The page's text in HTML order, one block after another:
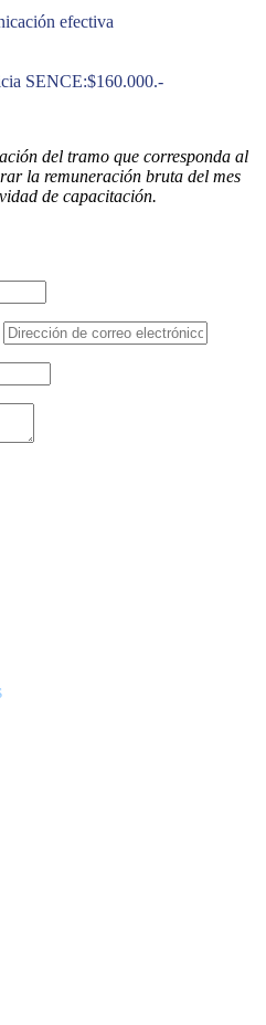
efectiva
SENCE:$160.000.-
del tramo que corresponda al
la remuneración bruta del mes
de capacitación.